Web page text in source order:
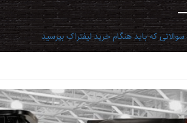
سوالاتی که باید هنگام خرید لیفتراک بپرسید